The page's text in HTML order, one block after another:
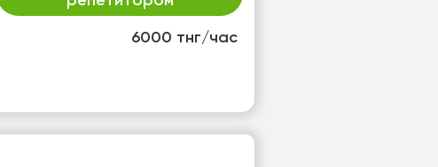
6000 тнг/час
13
14